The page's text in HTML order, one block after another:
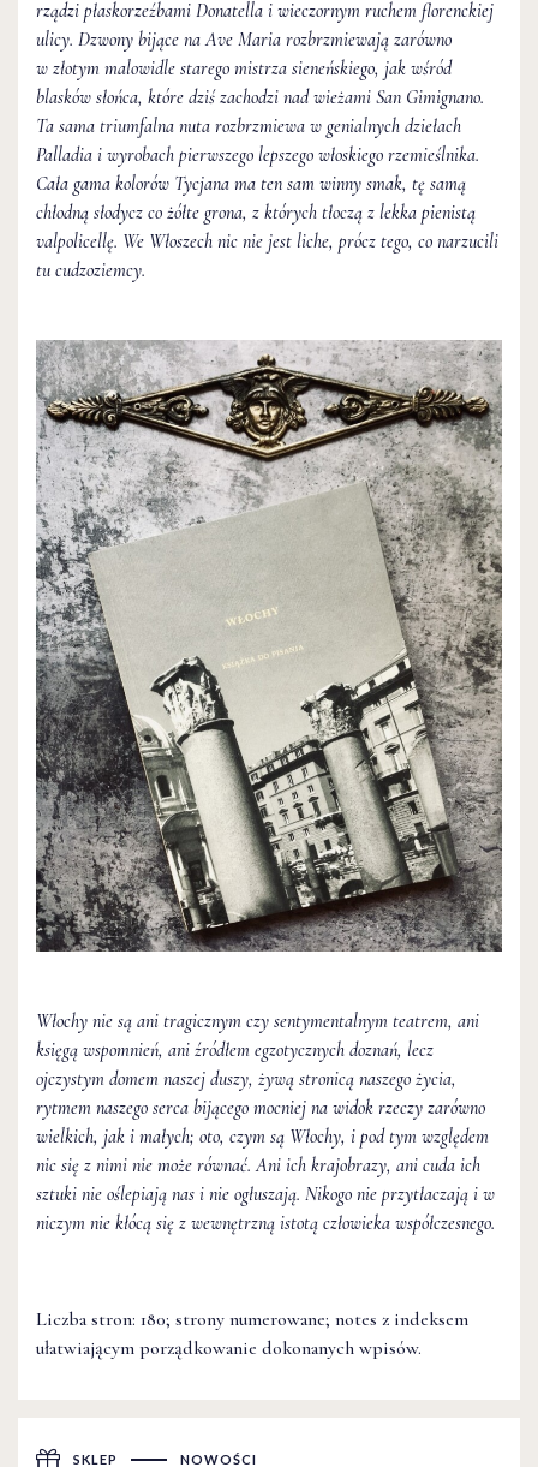
rządzi płaskorzeźbami Donatella i wieczornym ruchem florenckiej
ulicy. Dzwony bijące na Ave Maria rozbrzmiewają zarówno
w złotym malowidle starego mistrza sieneńskiego, jak wśród
blasków słońca, które dziś zachodzi nad wieżami San Gimignano.
Ta sama triumfalna nuta rozbrzmiewa w genialnych dziełach
Palladia i wyrobach pierwszego lepszego włoskiego rzemieślnika.
Cała gama kolorów Tycjana ma ten sam winny smak, tę samą
chłodną słodycz co żółte grona, z których tłoczą z lekka pienistą
valpolicellę. We Włoszech nic nie jest liche, prócz tego, co narzucili
tu cudzoziemcy.
Włochy nie są ani tragicznym czy sentymentalnym teatrem, ani
księgą wspomnień, ani źródłem egzotycznych doznań, lecz
ojczystym domem naszej duszy, żywą stronicą naszego życia,
rytmem naszego serca bijącego mocniej na widok rzeczy zarówno
wielkich, jak i małych; oto, czym są Włochy, i pod tym względem
nic się z nimi nie może równać. Ani ich krajobrazy, ani cuda ich
sztuki nie oślepiają nas i nie ogłuszają. Nikogo nie przytłaczają i w
niczym nie kłócą się z wewnętrzną istotą człowieka współczesnego.
Liczba stron: 180; strony numerowane; notes z indeksem
ułatwiającym porządkowanie dokonanych wpisów.
SKLEP NOWOŚCI